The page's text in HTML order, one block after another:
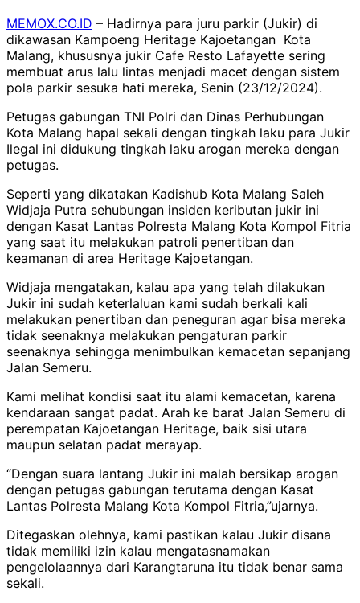
MEMOX.CO.ID – Hadirnya para juru parkir (Jukir) di
dikawasan Kampoeng Heritage Kajoetangan Kota
Malang, khususnya jukir Cafe Resto Lafayette sering
membuat arus lalu lintas menjadi macet dengan sistem
pola parkir sesuka hati mereka, Senin (23/12/2024).
Petugas gabungan TNI Polri dan Dinas Perhubungan
Kota Malang hapal sekali dengan tingkah laku para Jukir
Ilegal ini didukung tingkah laku arogan mereka dengan
petugas.
Seperti yang dikatakan Kadishub Kota Malang Saleh
Widjaja Putra sehubungan insiden keributan jukir ini
dengan Kasat Lantas Polresta Malang Kota Kompol Fitria
yang saat itu melakukan patroli penertiban dan
keamanan di area Heritage Kajoetangan.
Widjaja mengatakan, kalau apa yang telah dilakukan
Jukir ini sudah keterlaluan kami sudah berkali kali
melakukan penertiban dan peneguran agar bisa mereka
tidak seenaknya melakukan pengaturan parkir
seenaknya sehingga menimbulkan kemacetan sepanjang
Jalan Semeru.
Kami melihat kondisi saat itu alami kemacetan, karena
kendaraan sangat padat. Arah ke barat Jalan Semeru di
perempatan Kajoetangan Heritage, baik sisi utara
maupun selatan padat merayap.
“Dengan suara lantang Jukir ini malah bersikap arogan
dengan petugas gabungan terutama dengan Kasat
Lantas Polresta Malang Kota Kompol Fitria,”ujarnya.
Ditegaskan olehnya, kami pastikan kalau Jukir disana
tidak memiliki izin kalau mengatasnamakan
pengelolaannya dari Karangtaruna itu tidak benar sama
sekali.